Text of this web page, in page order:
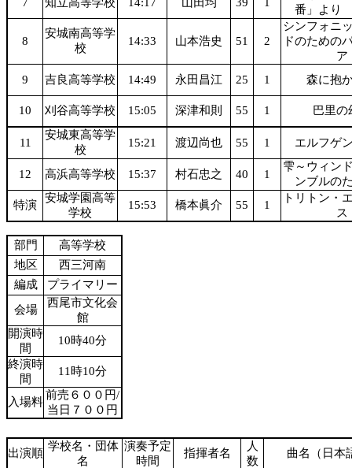
番」より
8
安城南高等学
校
14:33 山本浩史 51 2
シンフォニ
ドのための
ア
9
吉良高等学校 14:49 永田昌江 25 1 森に抱
10 刈谷高等学校 15:05 深津和則 55 1 巴里の
11
安城東高等学
校
15:21 渡辺尚也 55 1 エルフゲ
12 高浜高等学校 15:37 村石忠之 40 1
雫～ウィン
ンブルの
特演
安城学園高等
学校
15:53 橋本眞介 55 1
トリトン・
ス
部門
高等学校
地区
西三河南
編成
プライマリー
会場
西尾市文化会
館
開演時
間
10時40分
終演時
間
11時10分
入場料
前売６００円/
当日７００円
出演順
学校名・団体
名
演奏予定
時間
指揮者名
人
数
曲名（日本